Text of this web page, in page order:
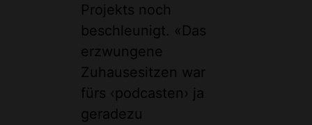
Projekts noch
beschleunigt. «Das
erzwungene
Zuhausesitzen war
fürs ‹podcasten› ja
geradezu